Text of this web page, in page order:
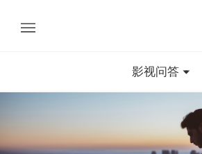
影视问答